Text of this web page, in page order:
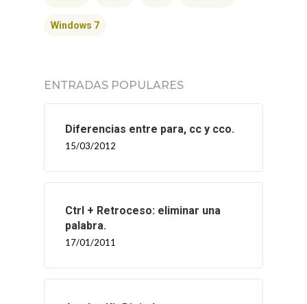
Windows 7
ENTRADAS POPULARES
Diferencias entre para, cc y cco.
15/03/2012
Ctrl + Retroceso: eliminar una
palabra.
17/01/2011